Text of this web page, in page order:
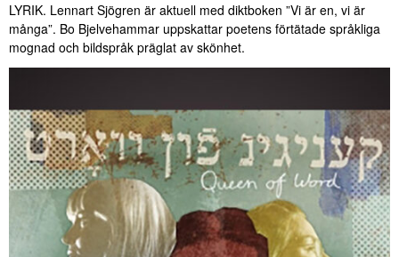
LYRIK. Lennart Sjögren är aktuell med diktboken ”Vi är en, vi är
många”. Bo Bjelvehammar uppskattar poetens förtätade språkliga
mognad och bildspråk präglat av skönhet.